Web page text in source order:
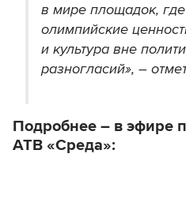
в мире площадок,
олимпийские
и культура вне
разногласий», –
Подробнее – в эфире
АТВ «Среда»: